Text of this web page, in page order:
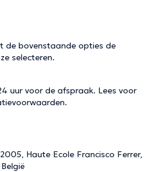
de bovenstaande opties de
selecteren.
uur voor de afspraak. Lees voor
.
Haute Ecole Francisco Ferrer,